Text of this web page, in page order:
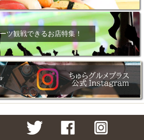
ツ観戦できるお店特集！